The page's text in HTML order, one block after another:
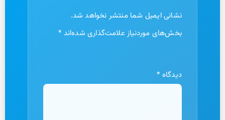
نشانی ایمیل شما منتشر نخواهد شد.
بخش‌های موردنیاز علامت‌گذاری شده‌اند *
دیدگاه *